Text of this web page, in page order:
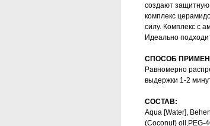
создают защитную
комплекс
силу. Комплекс с
Идеально
СПОСОБ
Равномерно
выдержки 1-2
СОСТАВ:
Aqua [Water],
(Coconut) oil,PEG-